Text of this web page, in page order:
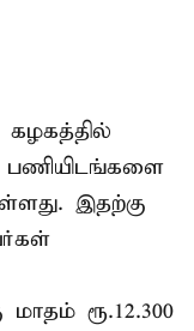
இதற்கு
ரூ.12.300